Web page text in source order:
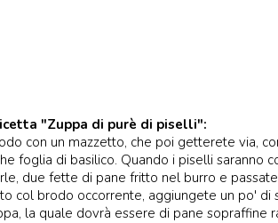
"Zuppa di purè di piselli":
con un mazzetto, che poi getterete via,
foglia di basilico. Quando i piselli saranno
due fette di pane fritto nel burro e
col brodo occorrente, aggiungete un po' di
la quale dovrà essere di pane sopraffine